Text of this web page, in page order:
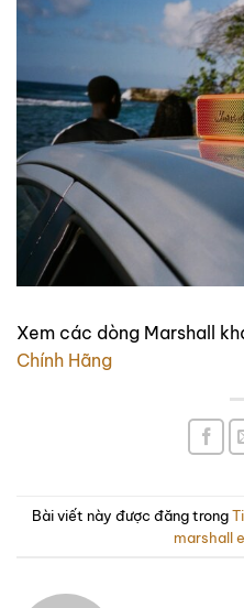
Xem các dòng Marshall
Chính Hãng
Bài viết này được đăng trong
marshall